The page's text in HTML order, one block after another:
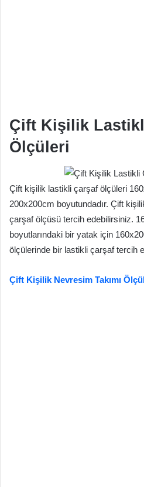
Çift Kişilik
Ölçüleri
Çift kişilik lastikli çarşaf ölçüleri
200x200cm boyutundadır. Çift
çarşaf ölçüsü tercih edebilirsiniz.
boyutlarındaki bir yatak için
ölçülerinde bir lastikli çarşaf tercih
Çift Kişilik Nevresim Takımı